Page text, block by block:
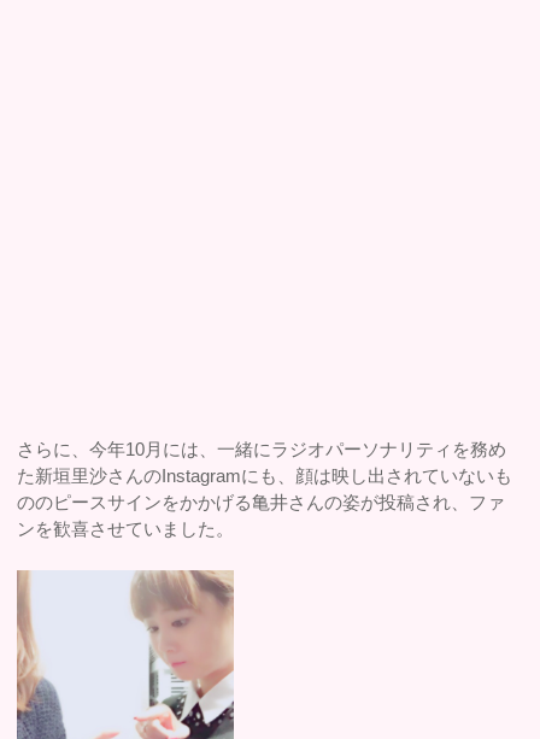
さらに、今年10月には、一緒にラジオパーソナリティを務め
た新垣里沙さんのInstagramにも、顔は映し出されていないも
ののピースサインをかかげる亀井さんの姿が投稿され、ファ
ンを歓喜させていました。